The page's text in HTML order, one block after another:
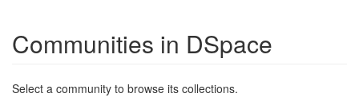
Communities in DSpace
Select a community to browse its collections.